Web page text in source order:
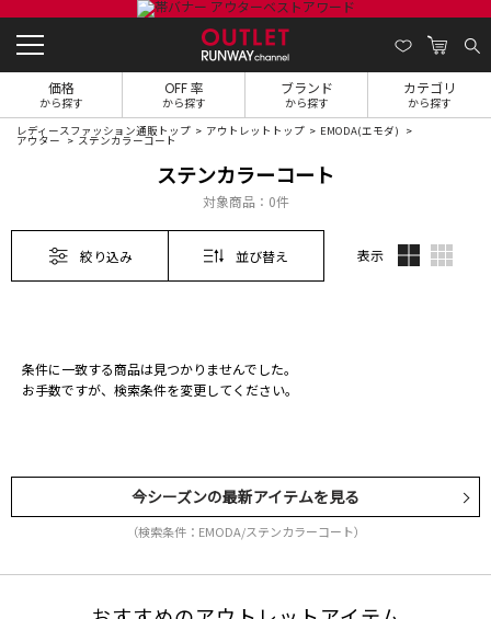
価格
から探す
OFF 率
から探す
ブランド
から探す
カテゴリ
から探す
レディースファッション通販トップ アウトレットトップ EMODA(エモダ)
アウター ステンカラーコート
ステンカラーコート
対象商品： 0件
絞り込み 並び替え 表示
条件に一致する商品は見つかりませんでした。
お手数ですが、検索条件を変更してください。
今シーズンの最新アイテムを見る
（検索条件：EMODA/ステンカラーコート）